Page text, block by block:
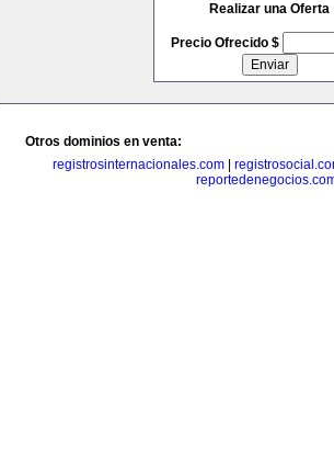
Realizar una Oferta
Precio Ofrecido $
Otros dominios en venta:
registrosinternacionales.com